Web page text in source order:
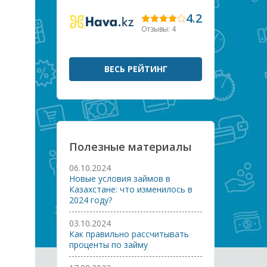
4.2
Отзывы: 4
ВЕСЬ РЕЙТИНГ
Полезные материалы
06.10.2024
Новые условия займов в
Казахстане: что изменилось в
2024 году?
03.10.2024
Как правильно рассчитывать
проценты по займу